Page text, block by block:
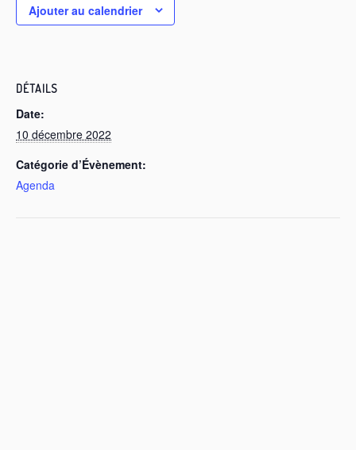
Ajouter au calendrier
DÉTAILS
Date:
10 décembre 2022
Catégorie d’Évènement:
Agenda